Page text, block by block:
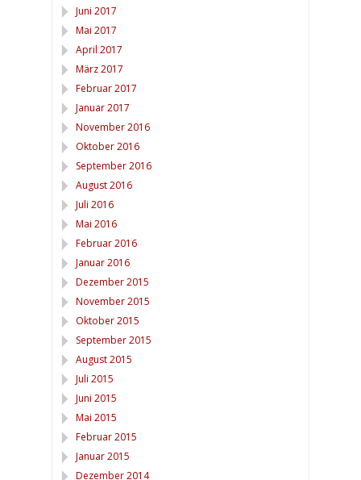
Juni 2017
Mai 2017
April 2017
März 2017
Februar 2017
Januar 2017
November 2016
Oktober 2016
September 2016
August 2016
Juli 2016
Mai 2016
Februar 2016
Januar 2016
Dezember 2015
November 2015
Oktober 2015
September 2015
August 2015
Juli 2015
Juni 2015
Mai 2015
Februar 2015
Januar 2015
Dezember 2014